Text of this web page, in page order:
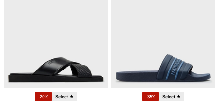
-20% Select ★ -35% Select ★